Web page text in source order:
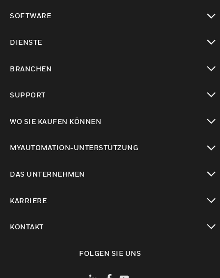
SOFTWARE
DIENSTE
BRANCHEN
SUPPORT
WO SIE KAUFEN KÖNNEN
MYAUTOMATION-UNTERSTÜTZUNG
DAS UNTERNEHMEN
KARRIERE
KONTAKT
FOLGEN SIE UNS